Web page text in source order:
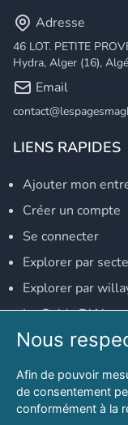
Adresse
46 LOT. PETITE
Hydra, Alger (16),
Email
LIENS RAPIDES
Ajouter mon
Créer un compte
Se connecter
Explorer par
Explorer par
Le Guide
NOS RÉSEAUX
Notre page
Notre page
Nous
Afin de pouvoir
de consentement
conformément à la